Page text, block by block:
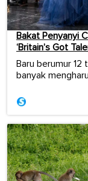
Bakat Penyanyi
‘Britain’s Got
Baru berumur
banyak